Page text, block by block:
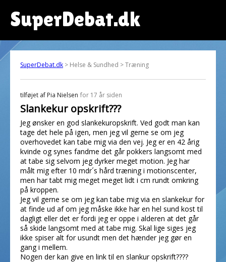
SuperDebat.dk
SuperDebat.dk > Helse & Sundhed > Træning
tilføjet af Pia Nielsen for 17 år siden
Slankekur opskrift???
Jeg ønsker en god slankekuropskrift. Ved godt man kan
tage det hele på igen, men jeg vil gerne se om jeg
overhovedet kan tabe mig via den vej. Jeg er en 42 årig
kvinde og synes fandme det går pokkers langsomt med
at tabe sig selvom jeg dyrker meget motion. Jeg har
målt mig efter 10 mdr´s hård træning i motionscenter,
men har tabt mig meget meget lidt i cm rundt omkring
på kroppen.
Jeg vil gerne se om jeg kan tabe mig via en slankekur for
at finde ud af om jeg måske ikke har en hel sund kost til
dagligt eller det er fordi jeg er oppe i alderen at det går
så skide langsomt med at tabe mig. Skal lige siges jeg
ikke spiser alt for usundt men det hænder jeg gør en
gang i mellem.
Nogen der kan give en link til en slankur opskrift????